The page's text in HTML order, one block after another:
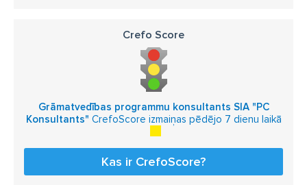
biroja tehnika Kuldīgā
Crefo Score
Grāmatvedības programmu konsultants SIA "PC
Konsultants" CrefoScore izmaiņas pēdējo 7 dienu laikā
Kas ir CrefoScore?